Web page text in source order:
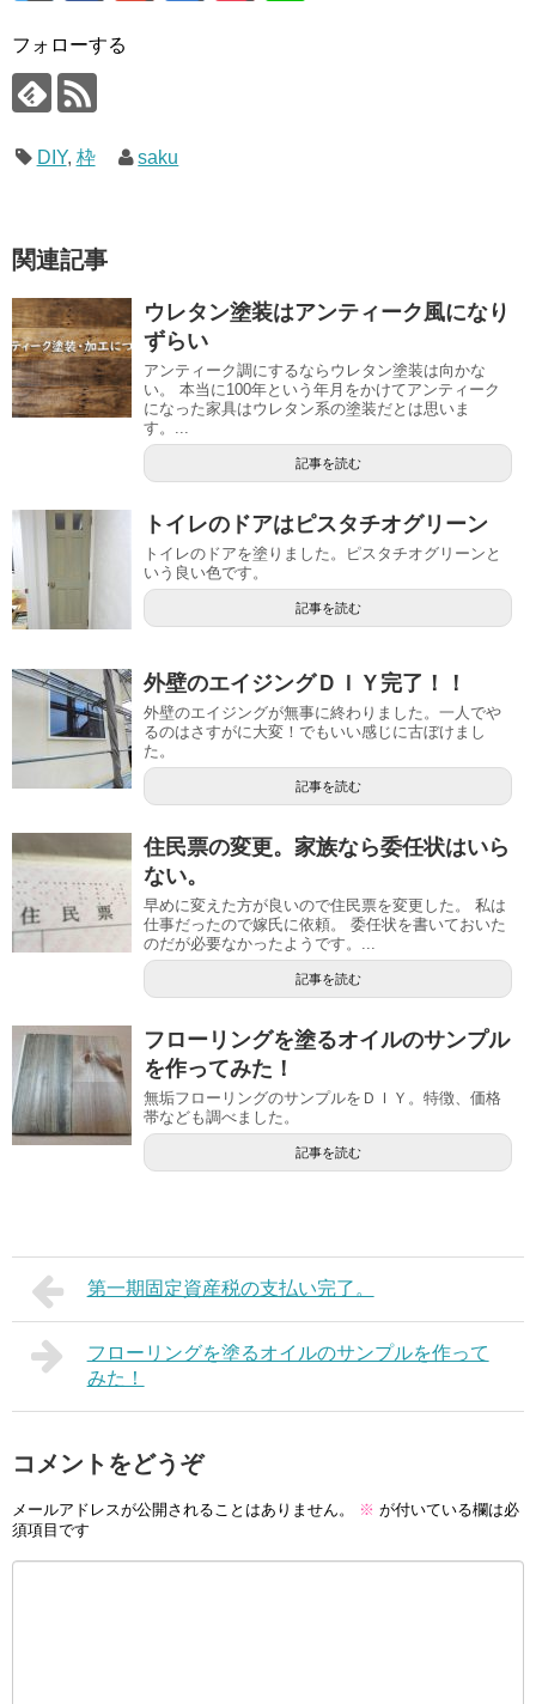
フォローする
DIY, 枠 saku
関連記事
ウレタン塗装はアンティーク風になり
ずらい
アンティーク調にするならウレタン塗装は向かな
い。 本当に100年という年月をかけてアンティーク
になった家具はウレタン系の塗装だとは思いま
す。...
記事を読む
トイレのドアはピスタチオグリーン
トイレのドアを塗りました。ピスタチオグリーンと
いう良い色です。
記事を読む
外壁のエイジングＤＩＹ完了！！
外壁のエイジングが無事に終わりました。一人でや
るのはさすがに大変！でもいい感じに古ぼけまし
た。
記事を読む
住民票の変更。家族なら委任状はいら
ない。
早めに変えた方が良いので住民票を変更した。 私は
仕事だったので嫁氏に依頼。 委任状を書いておいた
のだが必要なかったようです。...
記事を読む
フローリングを塗るオイルのサンプル
を作ってみた！
無垢フローリングのサンプルをＤＩＹ。特徴、価格
帯なども調べました。
記事を読む
第一期固定資産税の支払い完了。
フローリングを塗るオイルのサンプルを作って
みた！
コメントをどうぞ
メールアドレスが公開されることはありません。 ※ が付いている欄は必
須項目です